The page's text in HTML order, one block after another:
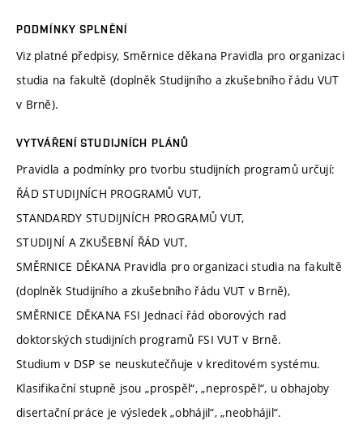
PODMÍNKY SPLNĚNÍ
Viz platné předpisy, Směrnice děkana Pravidla pro organizaci
studia na fakultě (doplněk Studijního a zkušebního řádu VUT
v Brně).
VYTVÁŘENÍ STUDIJNÍCH PLÁNŮ
Pravidla a podmínky pro tvorbu studijních programů určují:
ŘÁD STUDIJNÍCH PROGRAMŮ VUT,
STANDARDY STUDIJNÍCH PROGRAMŮ VUT,
STUDIJNÍ A ZKUŠEBNÍ ŘÁD VUT,
SMĚRNICE DĚKANA Pravidla pro organizaci studia na fakultě
(doplněk Studijního a zkušebního řádu VUT v Brně),
SMĚRNICE DĚKANA FSI Jednací řád oborových rad
doktorských studijních programů FSI VUT v Brně.
Studium v DSP se neuskutečňuje v kreditovém systému.
Klasifikační stupně jsou „prospěl“, „neprospěl“, u obhajoby
disertační práce je výsledek „obhájil“, „neobhájil“.